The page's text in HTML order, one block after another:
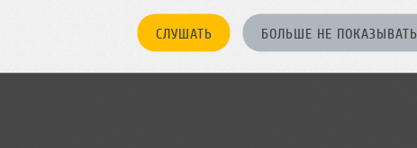
СЛУШАТЬ БОЛЬШЕ НЕ ПОКАЗЫВАТЬ